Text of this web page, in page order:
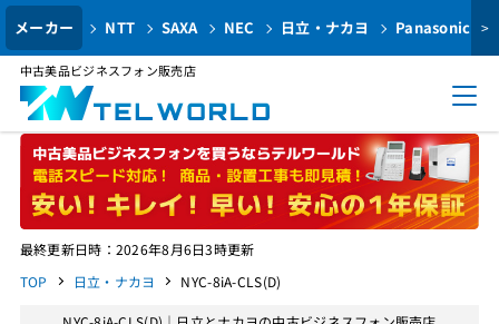
メーカー NTT SAXA NEC 日立・ナカヨ Panasonic >
中古美品ビジネスフォン販売店
最終更新日時：2026年8月6日3時更新
TOP
日立・ナカヨ NYC-8iA-CLS(D)